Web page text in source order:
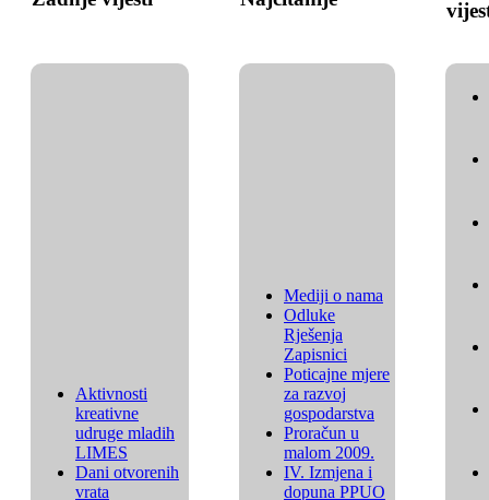
Aktivnosti
kreativne
udruge mladih
LIMES
Dani otvorenih
vrata
Mediji o nama
Odluke
Rješenja
Zapisnici
Poticajne mjere
za razvoj
gospodarstva
Proračun u
malom 2009.
IV. Izmjena i
dopuna PPUO